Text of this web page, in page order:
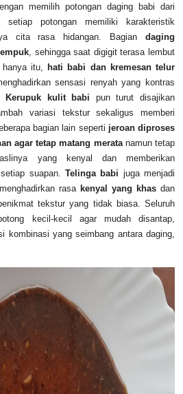
memilih potongan daging babi dari
potongan memiliki karakteristik
cita rasa hidangan. Bagian daging
, sehingga saat digigit terasa lembut
itu, hati babi dan kremesan telur
sensasi renyah yang kontras
Kerupuk kulit babi pun turut disajikan
variasi tekstur sekaligus memberi
bagian lain seperti jeroan diproses
agar tetap matang meratanamun tetap
yang kenyal dan memberikan
suapan. Telinga babi juga menjadi
rasa kenyal yang khas dan
tekstur yang tidak biasa. Seluruh
kecil-kecil agar mudah disantap,
kombinasi yang seimbang antara daging,